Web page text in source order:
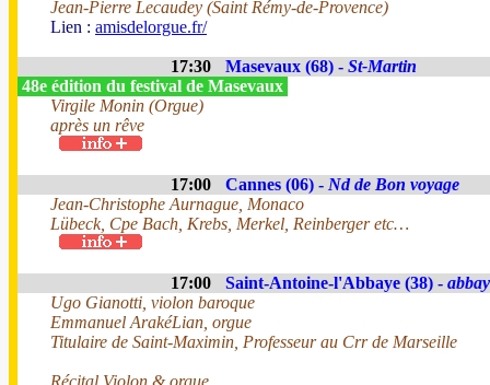
Jean-Pierre Lecaudey (Saint Rémy-de-Provence)
Lien : amisdelorgue.fr/
17:30 Masevaux (68) - St-Martin
48e édition du festival de Masevaux
Virgile Monin (Orgue)
après un rêve
17:00 Cannes (06) - Nd de Bon voyage
Jean-Christophe Aurnague, Monaco
Lübeck, Cpe Bach, Krebs, Merkel, Reinberger etc…
17:00 Saint-Antoine-l'Abbaye (38) -
Ugo Gianotti, violon baroque
Emmanuel ArakéLian, orgue
Titulaire de Saint-Maximin, Professeur au Crr de Marseille
Récital Violon & orgue